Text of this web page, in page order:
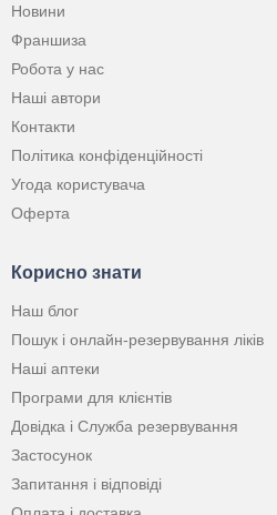
Новини
Франшиза
Робота у нас
Наші автори
Контакти
Політика конфіденційності
Угода користувача
Оферта
Корисно знати
Наш блог
Пошук і онлайн-резервування ліків
Наші аптеки
Програми для клієнтів
Довідка і Служба резервування
Застосунок
Запитання і відповіді